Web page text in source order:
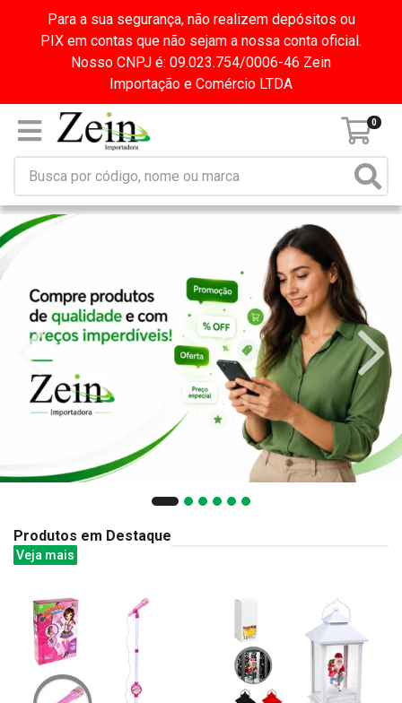
Para a sua segurança, não realizem depósitos ou
PIX em contas que não sejam a nossa conta oficial.
Nosso CNPJ é: 09.023.754/0006-46 Zein
Importação e Comércio LTDA
0
Produtos em Destaque
Veja mais